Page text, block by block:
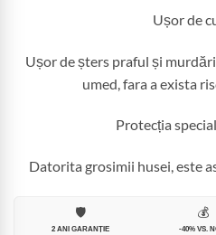
Ușor de
Ușor de șters praful și
umed, fara a exista
Protecția
Datorita grosimii husei, este
🛡️
2 ANI GARANȚIE
💰
-40% VS.